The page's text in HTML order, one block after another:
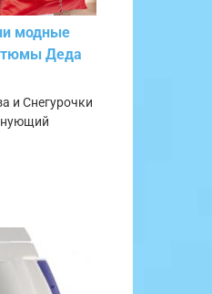
модные
Деда
и Снегурочки